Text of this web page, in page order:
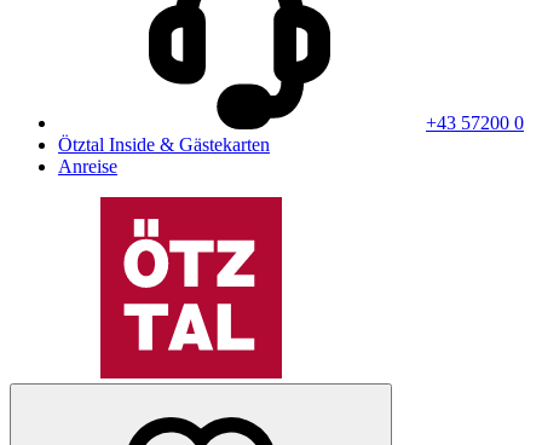
+43 57200 0
Ötztal Inside & Gästekarten
Anreise